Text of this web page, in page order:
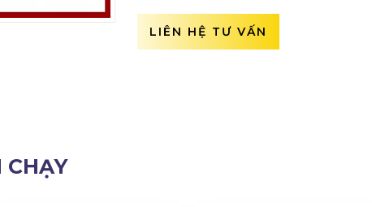
LIÊN HỆ TƯ VẤN
CHẠY